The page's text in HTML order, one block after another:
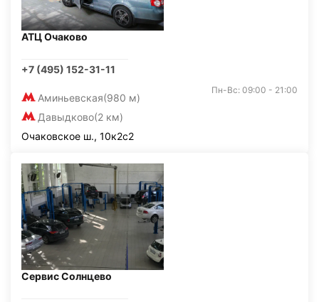
АТЦ Очаково
+7 (495) 152-31-11
Аминьевская(980 м)
Давыдково(2 км)
Пн-Вс: 09:00 - 21:00
Очаковское ш., 10к2с2
Сервис Солнцево